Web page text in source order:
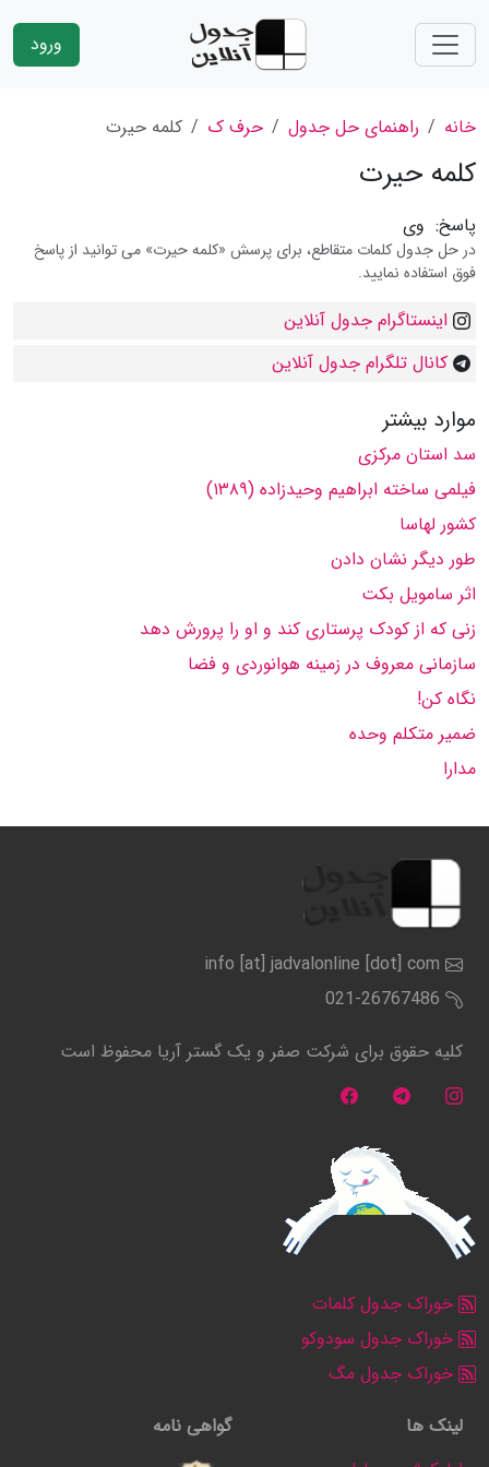
ورود
خانه راهنمای حل جدول حرف ک کلمه حیرت
کلمه حیرت
پاسخ: وی
در حل جدول کلمات متقاطع، برای پرسش «کلمه حیرت» می توانید از پاسخ
فوق استفاده نمایید.
اینستاگرام جدول آنلاین
کانال تلگرام جدول آنلاین
موارد بیشتر
سد استان مرکزی
فیلمی ساخته ابراهیم وحیدزاده (۱۳۸۹)
کشور لهاسا
طور دیگر نشان دادن
اثر سامویل بکت
زنی که از کودک پرستاری کند و او را پرورش دهد
سازمانی معروف در زمینه هوانوردی و فضا
نگاه کن!
ضمیر متکلم وحده
مدارا
info [at] jadvalonline [dot] com
021-26767486
کلیه حقوق برای شرکت صفر و یک گستر آریا محفوظ است
خوراک جدول کلمات
خوراک جدول سودوکو
خوراک جدول مگ
لینک ها
گواهی نامه